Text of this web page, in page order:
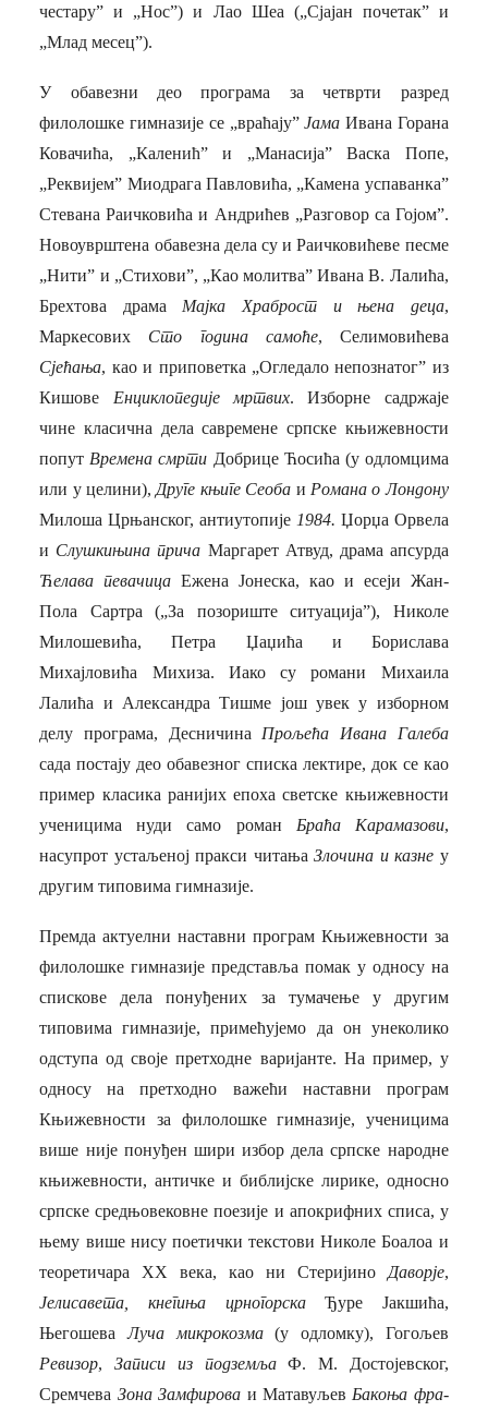
честару” и „Нос”) и Лао Шеа („Сјајан почетак” и
„Млад месец”).
У обавезни део програма за четврти разред
филолошке гимназије се „враћају”Јама Ивана Горана
Ковачића, „Каленић” и „Манасија” Васка Попе,
„Реквијем” Миодрага Павловића, „Камена успаванка”
Стевана Раичковића и Андрићев „Разговор са Гојом”.
Новоуврштена обавезна дела су и Раичковићеве песме
„Нити” и „Стихови”, „Као молитва” Ивана В. Лалића,
Брехтова драма Мајка Храброст и њена деца,
Маркесових Сто година самоће, Селимовићева
Сјећања, као и приповетка „Огледало непознатог” из
Кишове Енциклопедије мртвих. Изборне садржаје
чине класична дела савремене српске књижевности
попут Времена смрти Добрице Ћосића (у одломцима
или у целини), Друге књиге Сеоба и Романа о Лондону
Милоша Црњанског, антиутопије 1984. Џорџа Орвела
и Слушкињина прича Маргарет Атвуд, драма апсурда
Ћелава певачицаЕжена Јонеска, као и есеји Жан-
Пола Сартра („За позориште ситуација”), Николе
Милошевића, Петра Џаџића и Борислава
Михајловића Михиза. Иако су романи Михаила
Лалића и Александра Тишме још увек у изборном
делу програма, Десничина Прољећа Ивана Галеба
сада постају део обавезног списка лектире, док се као
пример класика ранијих епоха светске књижевности
ученицима нуди само роман Браћа Карамазови,
насупрот устаљеној пракси читањаЗлочина и казне у
другим типовима гимназије.
Премда актуелни наставни програм Књижевности за
филолошке гимназије представља помак у односу на
спискове дела понуђених за тумачење у другим
типовима гимназије, примећујемо да он унеколико
одступа од своје претходне варијанте. На пример, у
односу на претходно важећи наставни програм
Књижевности за филолошке гимназије, ученицима
више није понуђен шири избор дела српске народне
књижевности, античке и библијске лирике, односно
српске средњовековне поезије и апокрифних списа, у
њему више нису поетички текстови Николе Боалоа и
теоретичара ХХ века, као ни Стеријино Даворје,
Јелисавета, кнегиња црногорскаЂуре Јакшића,
ЊегошеваЛуча микрокозма(у одломку), Гогољев
Ревизор,Записи из подземљаФ. М. Достојевског,
Сремчева Зона Замфирова и Матавуљев Бакоња фра-